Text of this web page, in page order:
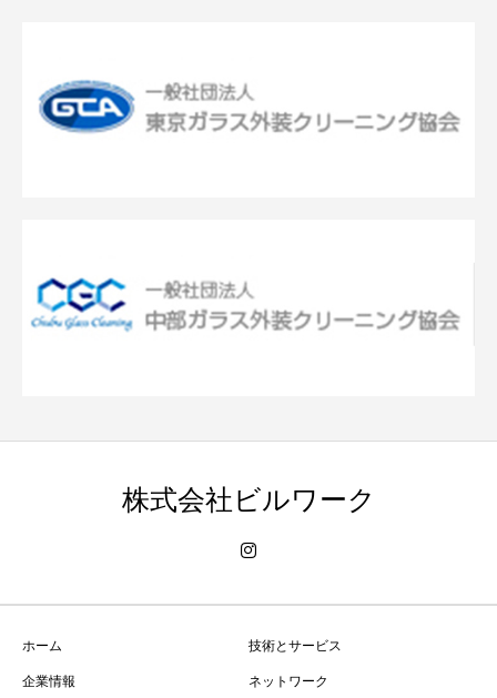
株式会社ビルワーク
ホーム
技術とサービス
企業情報
ネットワーク